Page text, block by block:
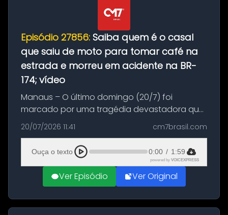
Episódio 27856: Saiba quem é o casal
que saiu de moto para tomar café na
estrada e morreu em acidente na BR-
174; vídeo
Manaus – O último domingo (20/7) foi
marcado por uma tragédia devastadora que
resultou na morte precoce de dois jovens na
BR-174, na zona rural de Manaus. Um passeio
com destino a um típico café regio...
20/07/2026 11:41 cm7brasil.com
Ouça o texto 0:00 / 1:59
powered by VOICEXPRESS
Ver Episódio Ver Original